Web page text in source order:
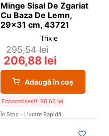
Minge Sisal De Zgariat
Cu Baza De Lemn,
29×31 cm, 43721
Trixie
295,54lei
206,88 lei
Adaugă în coș
Economisești: 88,66 lei
În Stoc - Livrare Rapidă